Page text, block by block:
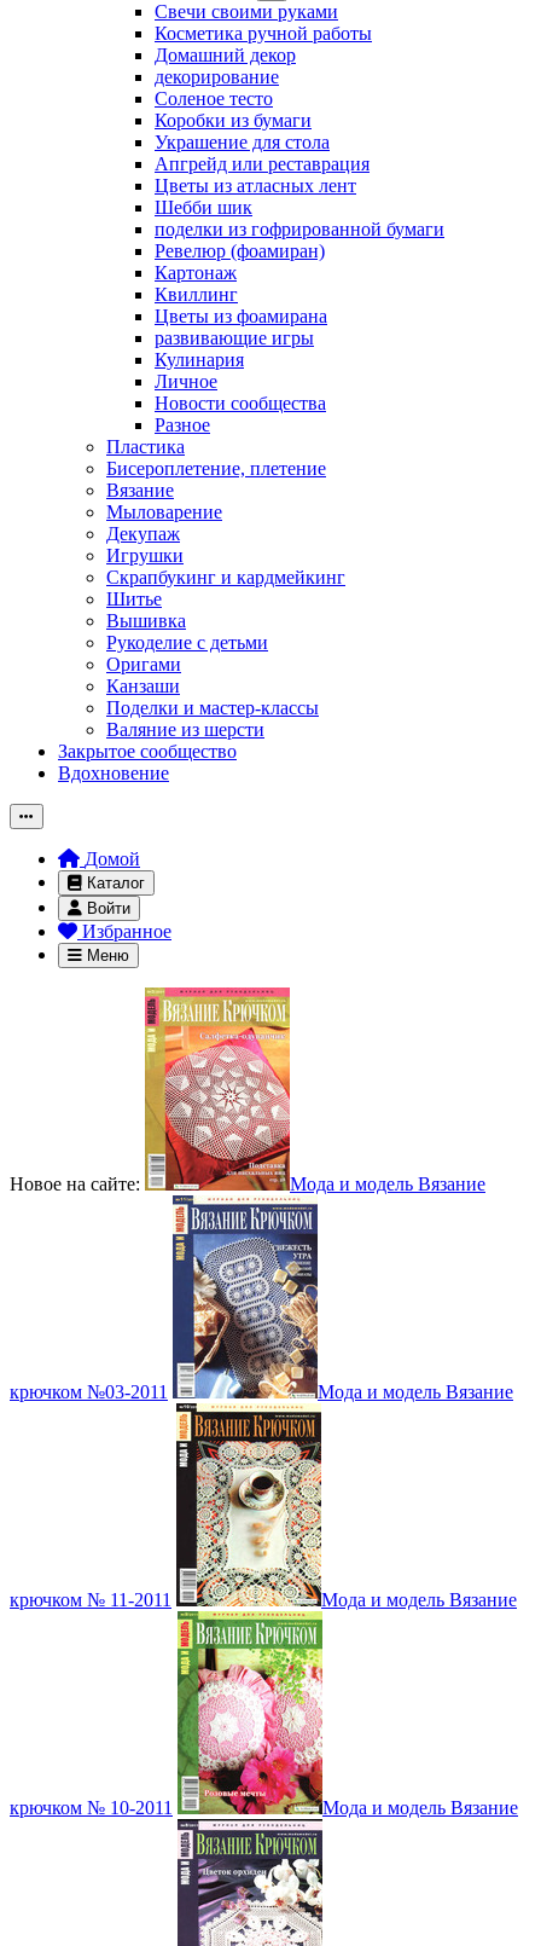
Свечи своими руками
Косметика ручной работы
Домашний декор
декорирование
Соленое тесто
Коробки из бумаги
Украшение для стола
Апгрейд или реставрация
Цветы из атласных лент
Шебби шик
поделки из гофрированной бумаги
Ревелюр (фоамиран)
Картонаж
Квиллинг
Цветы из фоамирана
развивающие игры
Кулинария
Личное
Новости сообщества
Разное
Пластика
Бисероплетение, плетение
Вязание
Мыловарение
Декупаж
Игрушки
Скрапбукинг и кардмейкинг
Шитье
Вышивка
Рукоделие с детьми
Оригами
Канзаши
Поделки и мастер-классы
Валяние из шерсти
Закрытое сообщество
Вдохновение
Домой
Каталог
Войти
Избранное
Меню
Новое на сайте: Мода и модель Вязание
крючком №03-2011 Мода и модель Вязание
крючком № 11-2011 Мода и модель Вязание
крючком № 10-2011 Мода и модель Вязание